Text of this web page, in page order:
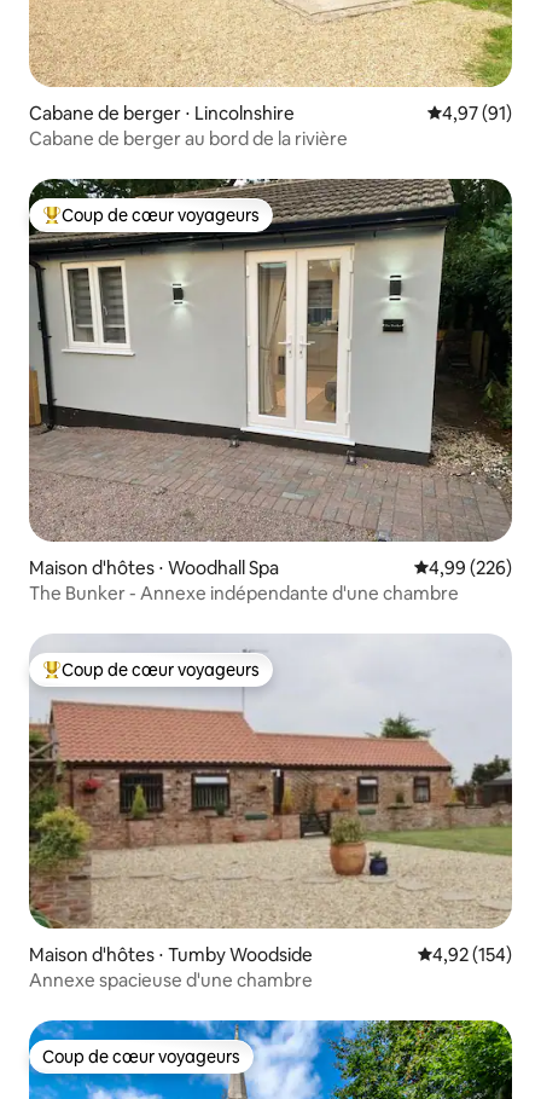
Cabane de berger ⋅ Lincolnshire Évaluation
4,97 (91)
Cabane de berger au bord de la rivière
Coups de cœur voyageurs les plus appréciés
Coup de cœur voyageurs
Maison d'hôtes ⋅ Woodhall Spa Évaluation
4,99 (226)
The Bunker - Annexe indépendante d'une chambre
Coups de cœur voyageurs les plus appréciés
Coup de cœur voyageurs
Maison d'hôtes ⋅ Tumby Woodside Évaluation
4,92 (154)
Annexe spacieuse d'une chambre
Coup de cœur voyageurs
Coup de cœur voyageurs